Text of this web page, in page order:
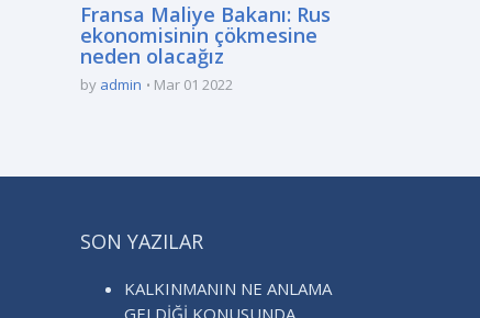
Fransa Maliye Bakanı: Rus
ekonomisinin çökmesine
neden olacağız
by admin Mar 01 2022
SON YAZILAR
KALKINMANIN NE ANLAMA